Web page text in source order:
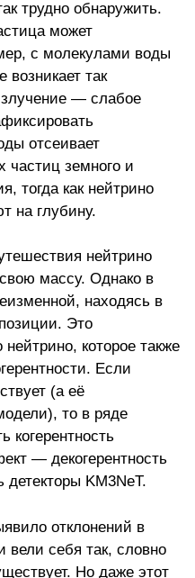
трудно обнаружить.
может
с молекулами воды
так
— слабое
отсеивает
частиц земного и
тогда как нейтрино
на глубину.
нейтрино
массу. Однако в
находясь в
Это
которое также
Если
(а её
то в ряде
когерентность
— декогерентность
KM3NeT.
отклонений в
себя так, словно
Но даже этот